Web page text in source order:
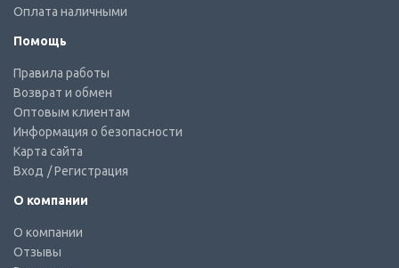
Оплата наличными
Помощь
Правила работы
Возврат и обмен
Оптовым клиентам
Информация о безопасности
Карта сайта
Вход / Регистрация
О компании
О компании
Отзывы